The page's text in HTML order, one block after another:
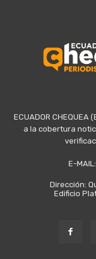
ECUADOR
a la cobertura
E-MAIL:
Dirección:
Edificio